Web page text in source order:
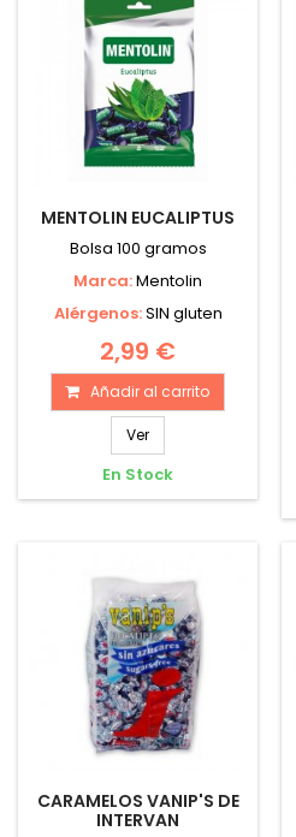
MENTOLIN EUCALIPTUS
Bolsa 100 gramos
Marca:Mentolin
Alérgenos:SIN gluten
2,99 €
Añadir al carrito
Ver
En Stock
CARAMELOS VANIP'S DE
INTERVAN